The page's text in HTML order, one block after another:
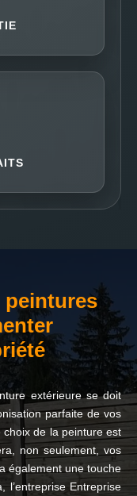
peintures
extérieure se doit
parfaite de vos
de la peinture est
non seulement, vos
également une touche
l’entreprise Entreprise